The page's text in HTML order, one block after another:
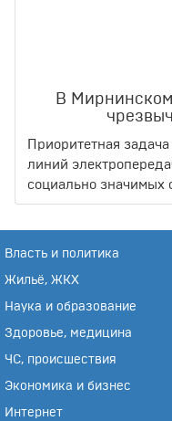
В
Приоритетная
линий
социально значимых
Власть и политика
Жильё, ЖКХ
Наука и образование
Здоровье, медицина
ЧС, происшествия
Экономика и бизнес
Интернет